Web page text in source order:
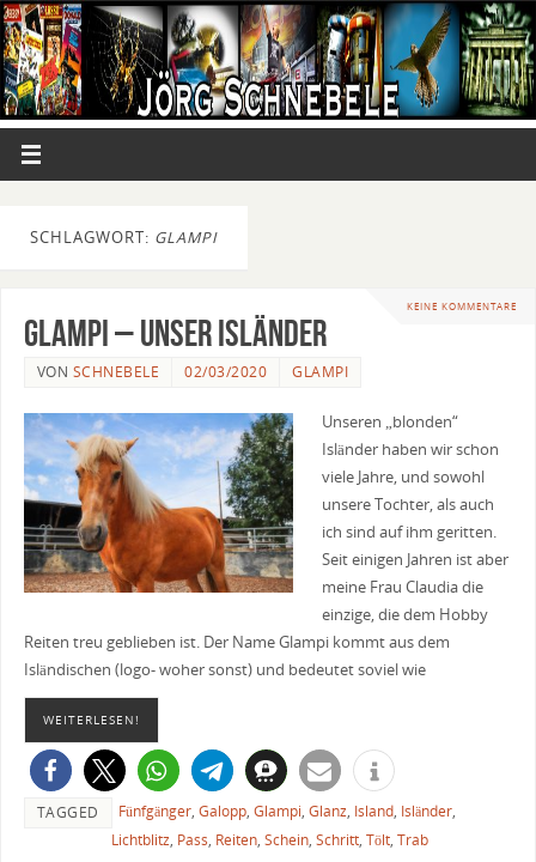
SCHLAGWORT: GLAMPI
KEINE KOMMENTARE
Glampi – unser Isländer
VON SCHNEBELE 02/03/2020 GLAMPI
Unseren „blonden“
Isländer haben wir schon
viele Jahre, und sowohl
unsere Tochter, als auch
ich sind auf ihm geritten.
Seit einigen Jahren ist aber
meine Frau Claudia die
einzige, die dem Hobby
Reiten treu geblieben ist. Der Name Glampi kommt aus dem
Isländischen (logo- woher sonst) und bedeutet soviel wie
WEITERLESEN!
TAGGED Fünfgänger, Galopp, Glampi, Glanz, Island, Isländer,
Lichtblitz, Pass, Reiten, Schein, Schritt, Tölt, Trab